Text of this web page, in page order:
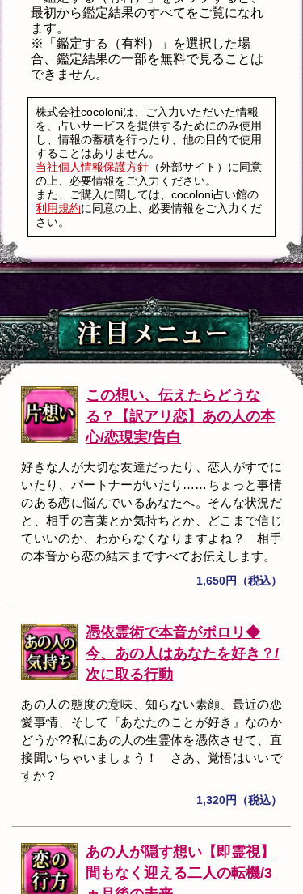
最初から鑑定結果のすべてをご覧になれ
ます。
※「鑑定する（有料）」を選択した場
合、鑑定結果の一部を無料で見ることは
できません。
株式会社cocoloniは、ご入力いただいた情報
を、占いサービスを提供するためにのみ使用
し、情報の蓄積を行ったり、他の目的で使用
することはありません。
当社個人情報保護方針（外部サイト）に同意
の上、必要情報をご入力ください。
また、ご購入に関しては、cocoloni占い館の
利用規約に同意の上、必要情報をご入力くだ
さい。
この想い、伝えたらどうな
る？【訳アリ恋】あの人の本
心/恋現実/告白
好きな人が大切な友達だったり、恋人がすでに
いたり、パートナーがいたり……ちょっと事情
のある恋に悩んでいるあなたへ。そんな状況だ
と、相手の言葉とか気持ちとか、どこまで信じ
ていいのか、わからなくなりますよね？ 相手
の本音から恋の結末まですべてお伝えします。
1,650円（税込）
憑依霊術で本音がポロリ◆
今、あの人はあなたを好き？/
次に取る行動
あの人の態度の意味、知らない素顔、最近の恋
愛事情、そして『あなたのことが好き』なのか
どうか??私にあの人の生霊体を憑依させて、直
接聞いちゃいましょう！ さあ、覚悟はいいで
すか？
1,320円（税込）
あの人が隠す想い【即霊視】
間もなく迎える二人の転機/3